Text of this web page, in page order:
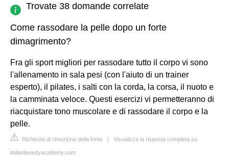
Trovate 38 domande correlate
Come rassodare la pelle dopo un forte
dimagrimento?
Fra gli sport migliori per rassodare tutto il corpo vi sono
l'allenamento in sala pesi (con l'aiuto di un trainer
esperto), il pilates, i salti con la corda, la corsa, il nuoto e
la camminata veloce. Questi esercizi vi permetteranno di
riacquistare tono muscolare e di rassodare il corpo e la
pelle.
Richiesta di rimozione della fonte | Visualizza la risposta completa su
italianbeautyacademy.com